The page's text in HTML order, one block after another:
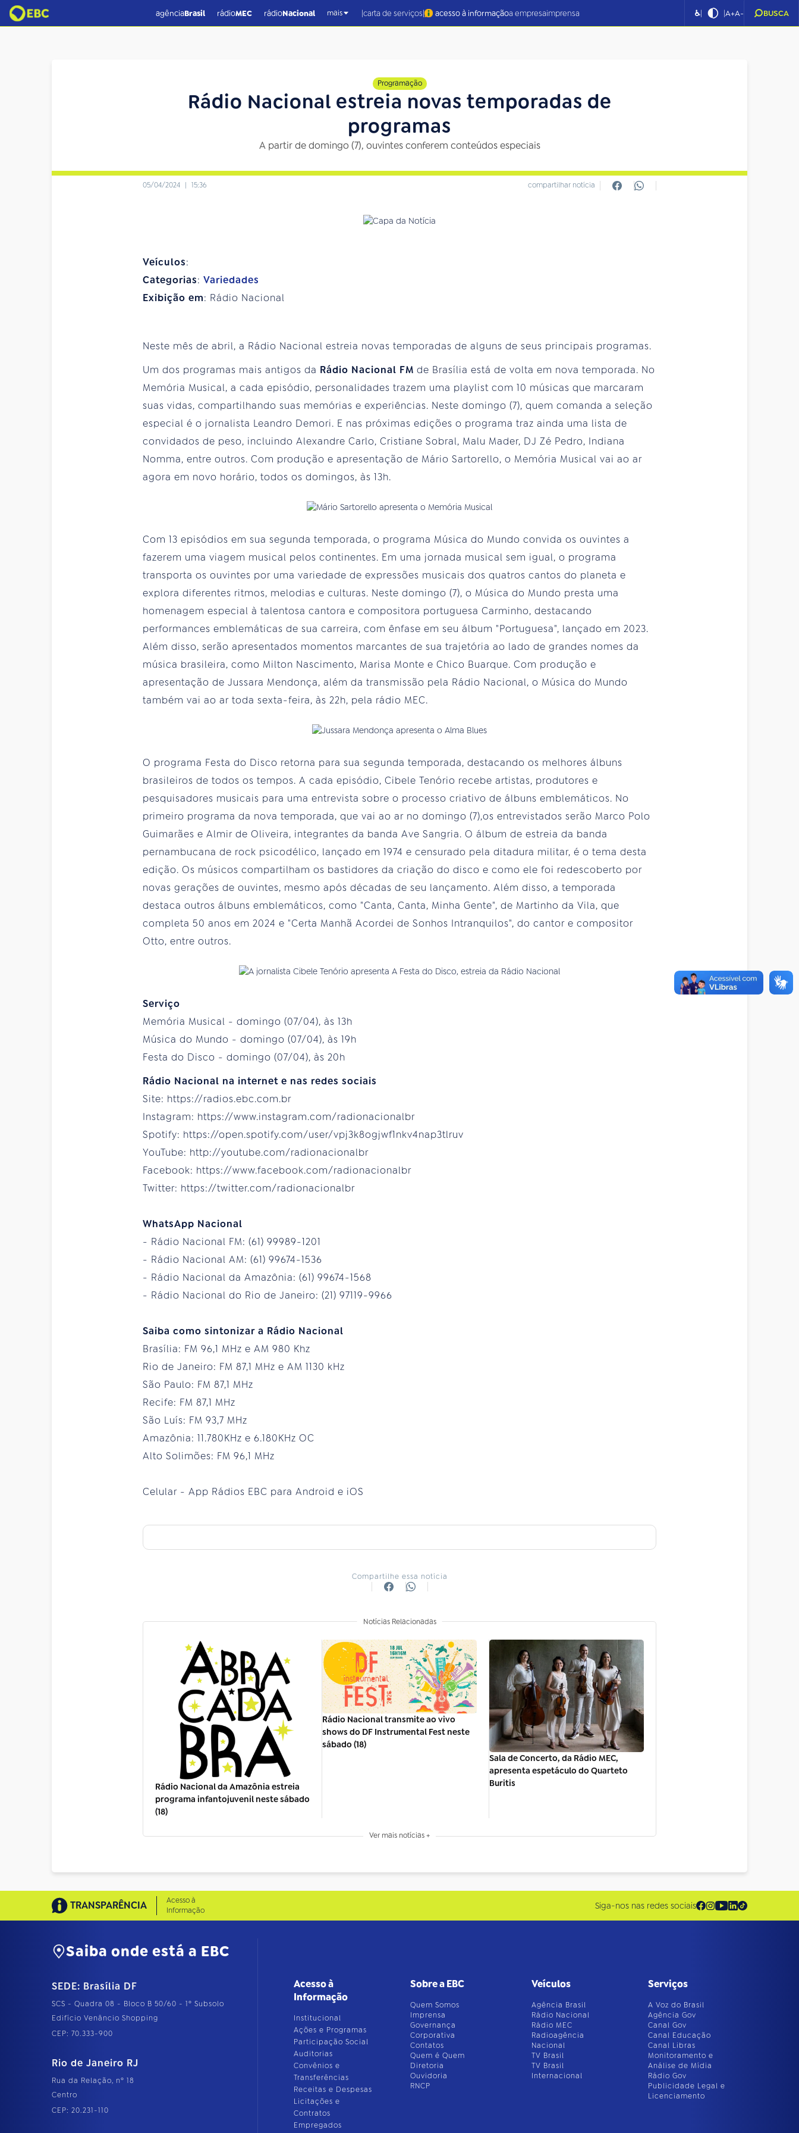
agênciaBrasil rádioMEC rádioNacional mais |carta de serviços| acesso à informaçãoa empresaimprensa ♿| |A+A- BUSCA
Programação
Rádio Nacional estreia novas temporadas de
programas
A partir de domingo (7), ouvintes conferem conteúdos especiais
05/04/2024 | 15:36 compartilhar notícia
Veículos:
Categorias: Variedades
Exibição em: Rádio Nacional
Neste mês de abril, a Rádio Nacional estreia novas temporadas de alguns de seus principais programas.
Um dos programas mais antigos da Rádio Nacional FM de Brasília está de volta em nova temporada. No
Memória Musical, a cada episódio, personalidades trazem uma playlist com 10 músicas que marcaram
suas vidas, compartilhando suas memórias e experiências. Neste domingo (7), quem comanda a seleção
especial é o jornalista Leandro Demori. E nas próximas edições o programa traz ainda uma lista de
convidados de peso, incluindo Alexandre Carlo, Cristiane Sobral, Malu Mader, DJ Zé Pedro, Indiana
Nomma, entre outros. Com produção e apresentação de Mário Sartorello, o Memória Musical vai ao ar
agora em novo horário, todos os domingos, às 13h.
Com 13 episódios em sua segunda temporada, o programa Música do Mundo convida os ouvintes a
fazerem uma viagem musical pelos continentes. Em uma jornada musical sem igual, o programa
transporta os ouvintes por uma variedade de expressões musicais dos quatros cantos do planeta e
explora diferentes ritmos, melodias e culturas. Neste domingo (7), o Música do Mundo presta uma
homenagem especial à talentosa cantora e compositora portuguesa Carminho, destacando
performances emblemáticas de sua carreira, com ênfase em seu álbum "Portuguesa", lançado em 2023.
Além disso, serão apresentados momentos marcantes de sua trajetória ao lado de grandes nomes da
música brasileira, como Milton Nascimento, Marisa Monte e Chico Buarque. Com produção e
apresentação de Jussara Mendonça, além da transmissão pela Rádio Nacional, o Música do Mundo
também vai ao ar toda sexta-feira, às 22h, pela rádio MEC.
O programa Festa do Disco retorna para sua segunda temporada, destacando os melhores álbuns
brasileiros de todos os tempos. A cada episódio, Cibele Tenório recebe artistas, produtores e
pesquisadores musicais para uma entrevista sobre o processo criativo de álbuns emblemáticos. No
primeiro programa da nova temporada, que vai ao ar no domingo (7),os entrevistados serão Marco Polo
Guimarães e Almir de Oliveira, integrantes da banda Ave Sangria. O álbum de estreia da banda
pernambucana de rock psicodélico, lançado em 1974 e censurado pela ditadura militar, é o tema desta
edição. Os músicos compartilham os bastidores da criação do disco e como ele foi redescoberto por
novas gerações de ouvintes, mesmo após décadas de seu lançamento. Além disso, a temporada
destaca outros álbuns emblemáticos, como "Canta, Canta, Minha Gente", de Martinho da Vila, que
completa 50 anos em 2024 e "Certa Manhã Acordei de Sonhos Intranquilos", do cantor e compositor
Otto, entre outros.
Serviço
Memória Musical - domingo (07/04), às 13h
Música do Mundo - domingo (07/04), às 19h
Festa do Disco - domingo (07/04), às 20h
Rádio Nacional na internet e nas redes sociais
Site: https://radios.ebc.com.br
Instagram: https://www.instagram.com/radionacionalbr
Spotify: https://open.spotify.com/user/vpj3k8ogjwf1nkv4nap3tlruv
YouTube: http://youtube.com/radionacionalbr
Facebook: https://www.facebook.com/radionacionalbr
Twitter: https://twitter.com/radionacionalbr
WhatsApp Nacional
- Rádio Nacional FM: (61) 99989-1201
- Rádio Nacional AM: (61) 99674-1536
- Rádio Nacional da Amazônia: (61) 99674-1568
- Rádio Nacional do Rio de Janeiro: (21) 97119-9966
Saiba como sintonizar a Rádio Nacional
Brasília: FM 96,1 MHz e AM 980 Khz
Rio de Janeiro: FM 87,1 MHz e AM 1130 kHz
São Paulo: FM 87,1 MHz
Recife: FM 87,1 MHz
São Luís: FM 93,7 MHz
Amazônia: 11.780KHz e 6.180KHz OC
Alto Solimões: FM 96,1 MHz
Celular - App Rádios EBC para Android e iOS
Compartilhe essa notícia
Notícias Relacionadas
Rádio Nacional da Amazônia estreia
programa infantojuvenil neste sábado
(18)
Rádio Nacional transmite ao vivo
shows do DF Instrumental Fest neste
sábado (18)
Sala de Concerto, da Rádio MEC,
apresenta espetáculo do Quarteto
Buritis
Ver mais notícias +
TRANSPARÊNCIA
Acesso à
Informação
Siga-nos nas redes sociais
Saiba onde está a EBC
SEDE: Brasília DF
SCS - Quadra 08 - Bloco B 50/60 - 1º Subsolo
Edifício Venâncio Shopping
CEP: 70.333-900
Rio de Janeiro RJ
Rua da Relação, nº 18
Centro
CEP: 20.231-110
Acesso à
Informação
Institucional
Ações e Programas
Participação Social
Auditorias
Convênios e
Transferências
Receitas e Despesas
Licitações e
Contratos
Empregados
Sobre a EBC
Quem Somos
Imprensa
Governança
Corporativa
Contatos
Quem é Quem
Diretoria
Ouvidoria
RNCP
Veículos
Agência Brasil
Rádio Nacional
Rádio MEC
Radioagência
Nacional
TV Brasil
TV Brasil
Internacional
Serviços
A Voz do Brasil
Agência Gov
Canal Gov
Canal Educação
Canal Libras
Monitoramento e
Análise de Mídia
Rádio Gov
Publicidade Legal e
Licenciamento